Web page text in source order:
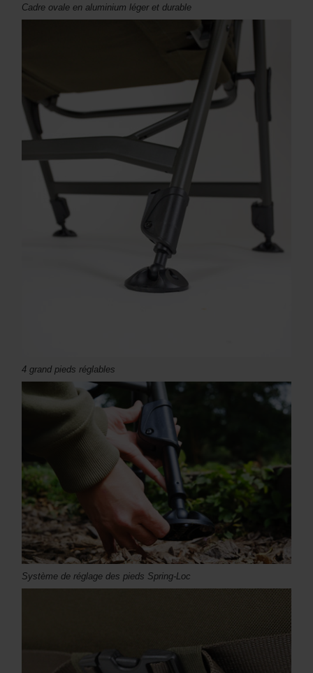
Cadre ovale en aluminium léger et durable
4 grand pieds réglables
Système de réglage des pieds Spring-Loc